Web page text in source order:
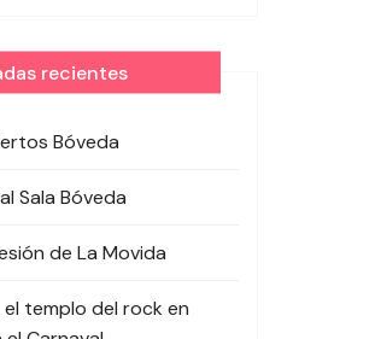
recientes
Bóveda
Sala Bóveda
de La Movida
el templo del rock en